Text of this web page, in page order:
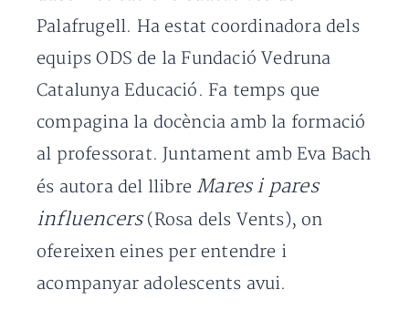
Palafrugell. Ha estat coordinadora dels
equips ODS de la Fundació Vedruna
Catalunya Educació. Fa temps que
compagina la docència amb la formació
al professorat. Juntament amb Eva Bach
és autora del llibreMares i pares
influencers(Rosa dels Vents), on
ofereixen eines per entendre i
acompanyar adolescents avui.